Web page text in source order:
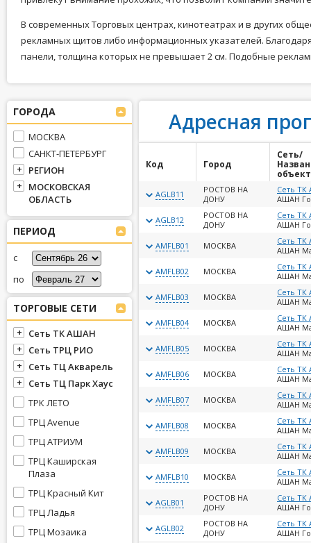
В современных Торговых центрах, кинотеатрах и в других
рекламных щитов либо информационных указателей.
панели, толщина которых не превышает 2 см. Подобные
ГОРОДА
МОСКВА
САНКТ-ПЕТЕРБУРГ
РЕГИОН
МОСКОВСКАЯ
ОБЛАСТЬ
ПЕРИОД
с
по
ТОРГОВЫЕ СЕТИ
Сеть ТК АШАН
Сеть ТРЦ РИО
Сеть ТЦ Акварель
Сеть ТЦ Парк Хаус
ТРК ЛЕТО
ТРЦ Avenue
ТРЦ АТРИУМ
ТРЦ Каширская
Плаза
ТРЦ Красный Кит
ТРЦ Ладья
ТРЦ Мозаика
Адресная
Код Город
Сеть/
AGLB11
РОСТОВ НА
ДОНУ
Сеть
АШАН
AGLB12
РОСТОВ НА
ДОНУ
Сеть
АШАН
AMFLB01
МОСКВА
Сеть
АШАН
AMFLB02
МОСКВА
Сеть
АШАН
AMFLB03
МОСКВА
Сеть
АШАН
AMFLB04
МОСКВА
Сеть
АШАН
AMFLB05
МОСКВА
Сеть
АШАН
AMFLB06
МОСКВА
Сеть
АШАН
AMFLB07
МОСКВА
Сеть
АШАН
AMFLB08
МОСКВА
Сеть
АШАН
AMFLB09
МОСКВА
Сеть
АШАН
AMFLB10
МОСКВА
Сеть
АШАН
AGLB01
РОСТОВ НА
ДОНУ
Сеть
АШАН
AGLB02
РОСТОВ НА
ДОНУ
Сеть
АШАН